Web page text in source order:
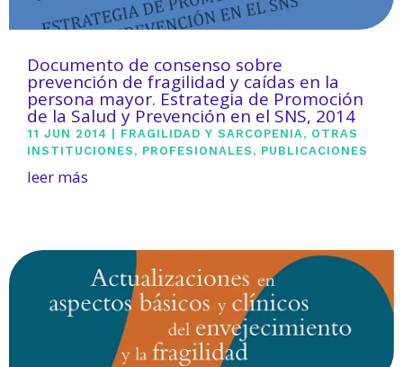
Documento de consenso sobre
prevención de fragilidad y caídas en la
persona mayor. Estrategia de Promoción
de la Salud y Prevención en el SNS, 2014
11 JUN 2014 | FRAGILIDAD Y SARCOPENIA , OTRAS
INSTITUCIONES , PROFESIONALES , PUBLICACIONES
leer más